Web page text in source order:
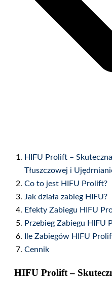
HIFU Prolift –
Tłuszczowej i
Co to jest HIFU Prolift?
Jak działa zabieg HIFU?
Efekty Zabiegu HIFU
Przebieg Zabiegu HIFU
Ile Zabiegów HIFU
Cennik
HIFU Prolift –